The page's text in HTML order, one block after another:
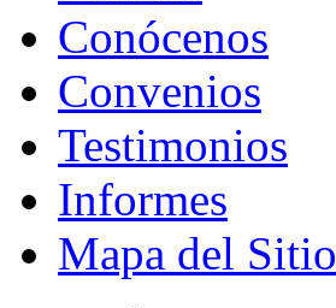
Conócenos
Convenios
Testimonios
Informes
Mapa del Sitio